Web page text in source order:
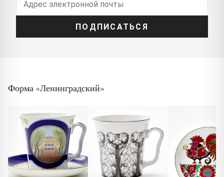
ПОДПИСАТЬСЯ
Форма «Ленинградский»